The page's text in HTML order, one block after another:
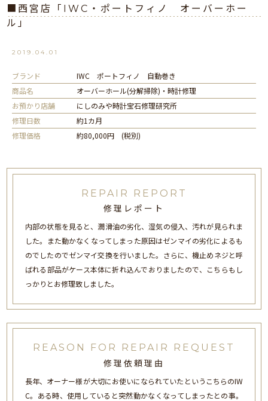
■西宮店「IWC・ポートフィノ オーバーホー
ル」
2019.04.01
ブランド
IWC ポートフィノ 自動巻き
商品名
オーバーホール(分解掃除)・時計修理
お預かり店舗
にしのみや時計宝石修理研究所
修理日数
約1カ月
修理価格
約80,000円 (税別)
REPAIR REPORT
修理レポート
内部の状態を見ると、潤滑油の劣化、湿気の侵入、汚れが見られま
した。また動かなくなってしまった原因はゼンマイの劣化によるも
のでしたのでゼンマイ交換を行いました。さらに、機止めネジと呼
ばれる部品がケース本体に折れ込んでおりましたので、こちらもし
っかりとお修理致しました。
REASON FOR REPAIR REQUEST
修理依頼理由
長年、オーナー様が大切にお使いになられていたというこちらのIW
C。ある時、使用していると突然動かなくなってしまったとの事。